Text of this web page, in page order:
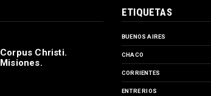
Corpus Christi.
Misiones.
ETIQUETAS
BUENOS AIRES
CHACO
CORRIENTES
ENTRE RIOS